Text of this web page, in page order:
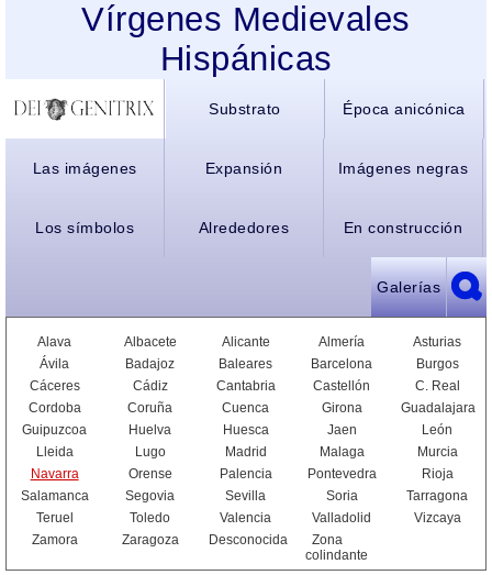
Vírgenes Medievales
Hispánicas
Substrato Época anicónica
Las imágenes Expansión Imágenes negras
Los símbolos Alrededores En construcción
Galerías
Alava Albacete Alicante Almería
Asturias
Ávila
Badajoz Baleares Barcelona
Burgos
Cáceres
Cádiz Cantabria Castellón
C. Real
Cordoba
Coruña Cuenca Girona
Guadalajara
Guipuzcoa
Huelva Huesca Jaen
León
Lleida
Lugo Madrid Malaga
Murcia
Navarra
Orense Palencia Pontevedra
Rioja
Salamanca
Segovia Sevilla Soria
Tarragona
Teruel
Toledo Valencia Valladolid
Vizcaya
Zamora
Zaragoza Desconocida
Zona
colindante